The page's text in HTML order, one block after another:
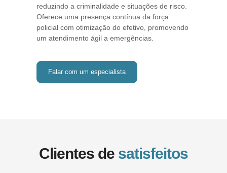
reduzindo a criminalidade e situações de risco.
Oferece uma presença contínua da força
policial com otimização do efetivo, promovendo
um atendimento ágil a emergências.
Falar com um especialista
Clientes de satisfeitos